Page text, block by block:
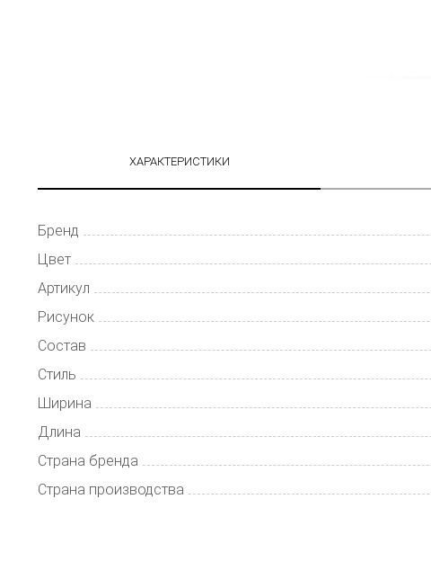
ХАРАКТЕРИСТИКИ
Бренд
Цвет
Артикул
Рисунок
Состав
Стиль
Ширина
Длина
Страна бренда
Страна производства